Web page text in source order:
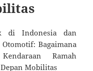
di Indonesia dan
Bagaimana
Ramah
Mobilitas